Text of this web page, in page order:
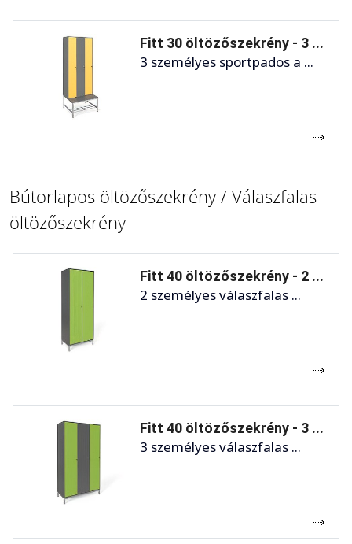
Fitt 30 öltözőszekrény - 3 ...
3 személyes sportpados a ...
Bútorlapos öltözőszekrény / Válaszfalas
öltözőszekrény
Fitt 40 öltözőszekrény - 2 ...
2 személyes válaszfalas ...
Fitt 40 öltözőszekrény - 3 ...
3 személyes válaszfalas ...